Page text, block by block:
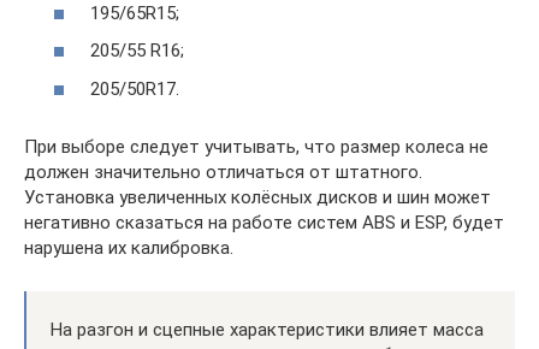
195/65R15;
205/55 R16;
205/50R17.
При выборе следует учитывать, что размер колеса не
должен значительно отличаться от штатного.
Установка увеличенных колёсных дисков и шин может
негативно сказаться на работе систем ABS и ESP, будет
нарушена их калибровка.
На разгон и сцепные характеристики влияет масса